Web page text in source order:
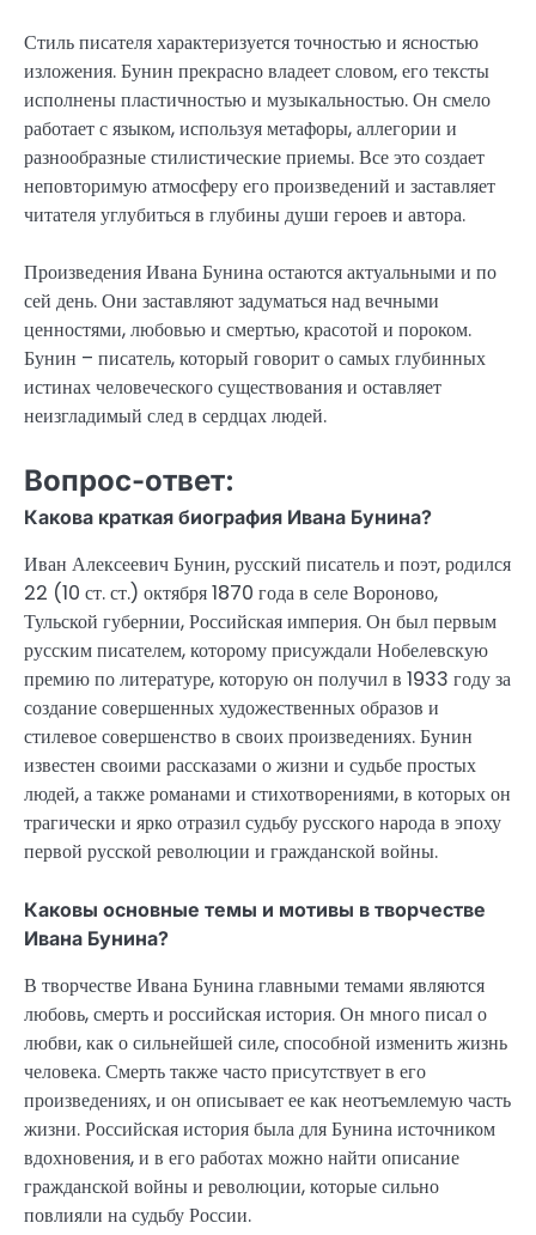
Стиль писателя характеризуется точностью и ясностью
изложения. Бунин прекрасно владеет словом, его тексты
исполнены пластичностью и музыкальностью. Он смело
работает с языком, используя метафоры, аллегории и
разнообразные стилистические приемы. Все это создает
неповторимую атмосферу его произведений и заставляет
читателя углубиться в глубины души героев и автора.
Произведения Ивана Бунина остаются актуальными и по
сей день. Они заставляют задуматься над вечными
ценностями, любовью и смертью, красотой и пороком.
Бунин – писатель, который говорит о самых глубинных
истинах человеческого существования и оставляет
неизгладимый след в сердцах людей.
Вопрос-ответ:
Какова краткая биография Ивана Бунина?
Иван Алексеевич Бунин, русский писатель и поэт, родился
22 (10 ст. ст.) октября 1870 года в селе Вороново,
Тульской губернии, Российская империя. Он был первым
русским писателем, которому присуждали Нобелевскую
премию по литературе, которую он получил в 1933 году за
создание совершенных художественных образов и
стилевое совершенство в своих произведениях. Бунин
известен своими рассказами о жизни и судьбе простых
людей, а также романами и стихотворениями, в которых он
трагически и ярко отразил судьбу русского народа в эпоху
первой русской революции и гражданской войны.
Каковы основные темы и мотивы в творчестве
Ивана Бунина?
В творчестве Ивана Бунина главными темами являются
любовь, смерть и российская история. Он много писал о
любви, как о сильнейшей силе, способной изменить жизнь
человека. Смерть также часто присутствует в его
произведениях, и он описывает ее как неотъемлемую часть
жизни. Российская история была для Бунина источником
вдохновения, и в его работах можно найти описание
гражданской войны и революции, которые сильно
повлияли на судьбу России.